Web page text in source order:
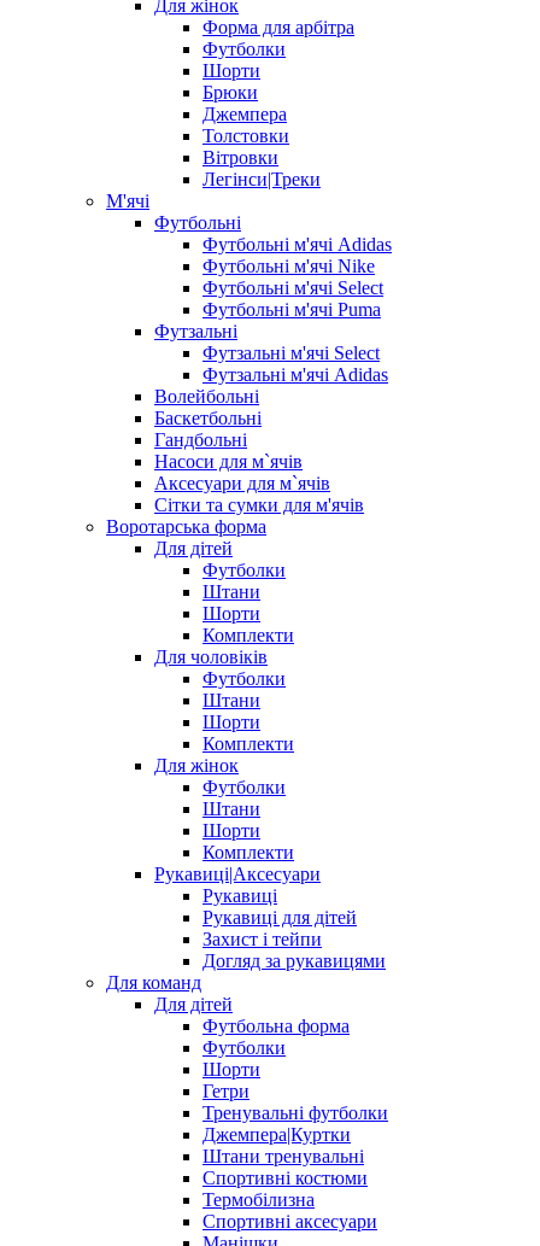
Для жінок
Форма для арбітра
Футболки
Шорти
Брюки
Джемпера
Толстовки
Вітровки
Легінси|Треки
М'ячі
Футбольні
Футбольні м'ячі Adidas
Футбольні м'ячі Nike
Футбольні м'ячі Select
Футбольні м'ячі Puma
Футзальні
Футзальні м'ячі Select
Футзальні м'ячі Adidas
Волейбольні
Баскетбольні
Гандбольні
Насоси для м`ячів
Аксесуари для м`ячів
Сітки та сумки для м'ячів
Воротарська форма
Для дітей
Футболки
Штани
Шорти
Комплекти
Для чоловіків
Футболки
Штани
Шорти
Комплекти
Для жінок
Футболки
Штани
Шорти
Комплекти
Рукавиці|Аксесуари
Рукавиці
Рукавиці для дітей
Захист і тейпи
Догляд за рукавицями
Для команд
Для дітей
Футбольна форма
Футболки
Шорти
Гетри
Тренувальні футболки
Джемпера|Куртки
Штани тренувальні
Спортивні костюми
Термобілизна
Спортивні аксесуари